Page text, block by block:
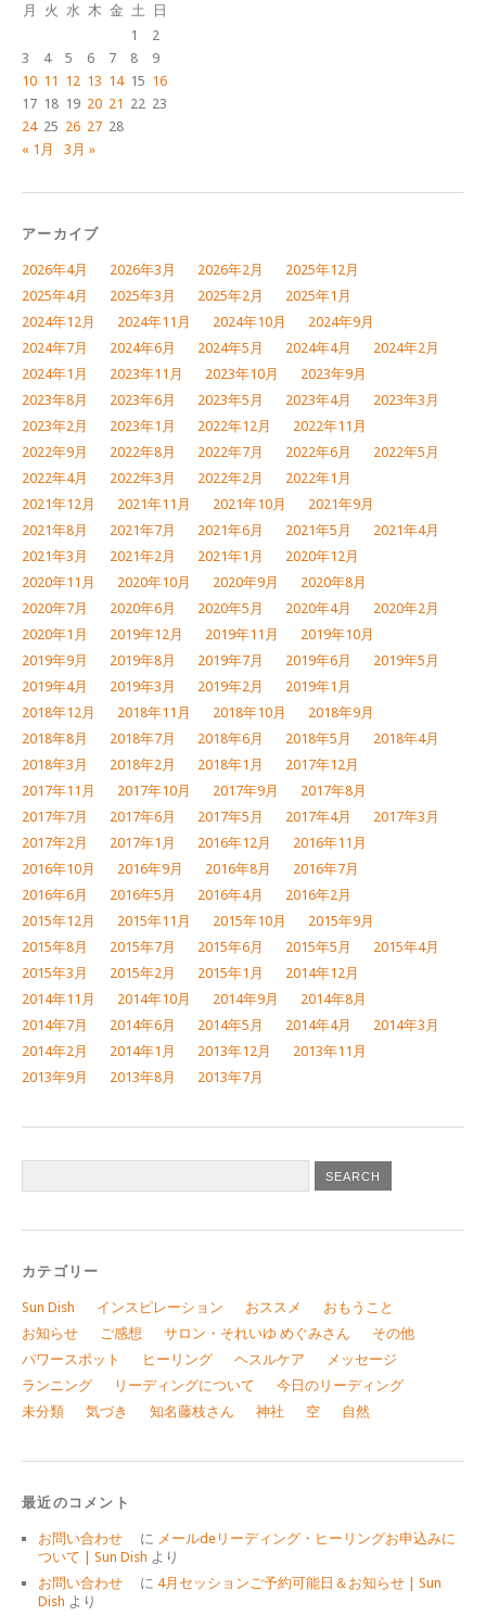
月
火 水 木 金 土
日
1
2
3
4 5 6 7 8
9
10 11 12 13 14 15 16
17 18 19 20 21 22 23
24 25 26 27 28
« 1月
3月 »
アーカイブ
2026年4月 2026年3月 2026年2月
2025年12月
2025年4月
2025年3月 2025年2月
2025年1月
2024年12月
2024年11月 2024年10月
2024年9月
2024年7月
2024年6月 2024年5月 2024年4月
2024年2月
2024年1月
2023年11月 2023年10月
2023年9月
2023年8月
2023年6月 2023年5月 2023年4月
2023年3月
2023年2月
2023年1月 2022年12月
2022年11月
2022年9月
2022年8月 2022年7月 2022年6月
2022年5月
2022年4月
2022年3月 2022年2月
2022年1月
2021年12月
2021年11月 2021年10月
2021年9月
2021年8月
2021年7月 2021年6月 2021年5月
2021年4月
2021年3月
2021年2月 2021年1月
2020年12月
2020年11月
2020年10月 2020年9月
2020年8月
2020年7月
2020年6月 2020年5月 2020年4月
2020年2月
2020年1月
2019年12月 2019年11月
2019年10月
2019年9月
2019年8月 2019年7月 2019年6月
2019年5月
2019年4月
2019年3月 2019年2月
2019年1月
2018年12月
2018年11月 2018年10月
2018年9月
2018年8月
2018年7月 2018年6月 2018年5月
2018年4月
2018年3月
2018年2月 2018年1月
2017年12月
2017年11月
2017年10月 2017年9月
2017年8月
2017年7月
2017年6月 2017年5月 2017年4月
2017年3月
2017年2月
2017年1月 2016年12月
2016年11月
2016年10月
2016年9月 2016年8月
2016年7月
2016年6月
2016年5月 2016年4月
2016年2月
2015年12月
2015年11月 2015年10月
2015年9月
2015年8月
2015年7月 2015年6月 2015年5月
2015年4月
2015年3月
2015年2月 2015年1月
2014年12月
2014年11月
2014年10月 2014年9月
2014年8月
2014年7月
2014年6月 2014年5月 2014年4月
2014年3月
2014年2月
2014年1月 2013年12月
2013年11月
2013年9月
2013年8月 2013年7月
カテゴリー
Sun Dish インスピレーション おススメ
おもうこと
お知らせ
ご感想 サロン・それいゆ めぐみさん
その他
パワースポット
ヒーリング ヘスルケア
メッセージ
ランニング
リーディングについて
今日のリーディング
未分類
気づき 知名藤枝さん 神社 空 自然
最近のコメント
お問い合わせ に メールdeリーディング・ヒーリングお申込みに
ついて | Sun Dish より
お問い合わせ
に 4月セッションご予約可能日＆お知らせ | Sun
Dish より